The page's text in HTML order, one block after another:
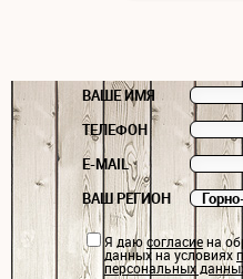
ВАШЕ ИМЯ
ТЕЛЕФОН
E-MAIL
ВАШ РЕГИОН
Я даюсогласиена
данных на условиях
персональных